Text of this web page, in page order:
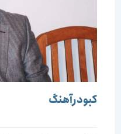
کبودرآهنگ